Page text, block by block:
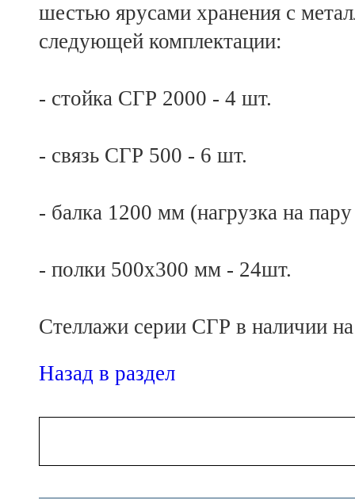
шестью ярусами хранения с
следующей комплектации:
- стойка СГР 2000 - 4 шт.
- связь СГР 500 - 6 шт.
- балка 1200 мм (нагрузка на
- полки 500х300 мм - 24шт.
Стеллажи серии СГР в наличии
Назад в раздел